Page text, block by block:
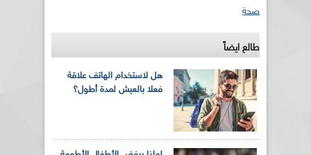
صحة
طالع ايضاً
هل لاستخدام الهاتف علاقة
فعلا بالعيش لمدة أطول؟